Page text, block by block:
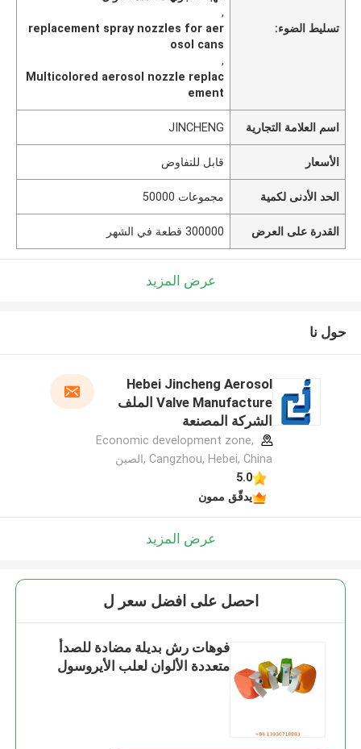
تسليط الضوء:
,
replacement spray nozzles for aer
osol cans
,
Multicolored aerosol nozzle replac
ement
اسم العلامة التجارية JINCHENG
الأسعار قابل للتفاوض
الحد الأدنى لكمية مجموعات 50000
القدرة على العرض 300000 قطعة في الشهر
عرض المزيد
حول نا
Hebei Jincheng Aerosol
Valve Manufacture الملف
الشركة المصنعة
Economic development zone,
Cangzhou, Hebei, China ,الصين
5.0
يدقّق ممون
عرض المزيد
احصل على افضل سعر ل
فوهات رش بديلة مضادة للصدأ
متعددة الألوان لعلب الأيروسول